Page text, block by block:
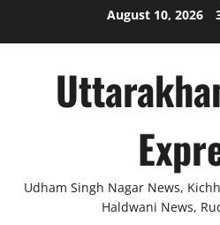
August 10, 2026
Udham Singh Nagar News,
Haldwani News,